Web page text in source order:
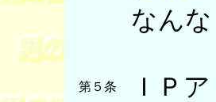
なん
第５条
ＩＰ